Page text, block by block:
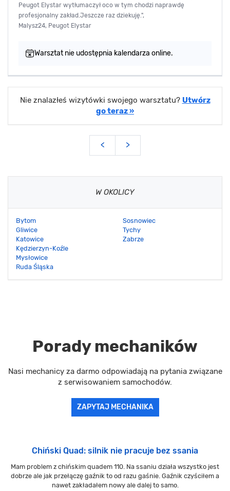
Peugot Elystar wytłumaczył oco w tym chodzi naprawdę
profesjonalny zakład.Jeszcze raz dziekuję.",
Malysz24, Peugot Elystar
Warsztat nie udostępnia kalendarza online.
Nie znalazłeś wizytówki swojego warsztatu? Utwórz
go teraz »
< >
W OKOLICY
Bytom
Gliwice
Katowice
Kędzierzyn-Koźle
Mysłowice
Ruda Śląska
Sosnowiec
Tychy
Zabrze
Porady mechaników
Nasi mechanicy za darmo odpowiadają na pytania związane
z serwisowaniem samochodów.
ZAPYTAJ MECHANIKA
Chiński Quad: silnik nie pracuje bez ssania
Mam problem z chińskim quadem 110. Na ssaniu działa wszystko jest
dobrze ale jak przełączę gaźnik to od razu gaśnie. Gaźnik czyściłem a
nawet zakładałem nowy ale dalej to samo.